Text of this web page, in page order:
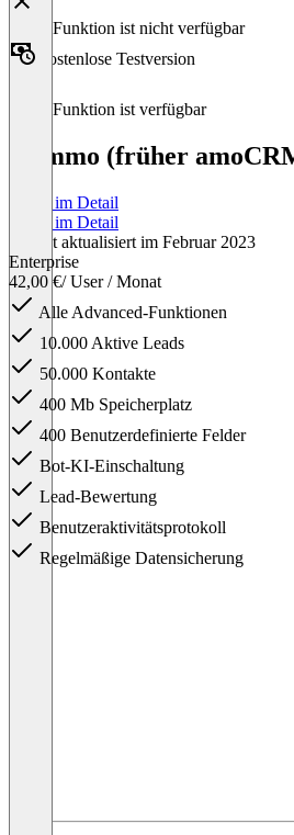
Diese Funktion ist nicht verfügbar
Kostenlose Testversion
Diese Funktion ist verfügbar
Kommo (früher
Preise im Detail
Preise im Detail
Zuletzt aktualisiert im Februar 2023
Enterprise
42,00 €/ User / Monat
Alle Advanced-Funktionen
10.000 Aktive Leads
50.000 Kontakte
400 Mb Speicherplatz
400 Benutzerdefinierte Felder
Bot-KI-Einschaltung
Lead-Bewertung
Benutzeraktivitätsprotokoll
Regelmäßige Datensicherung